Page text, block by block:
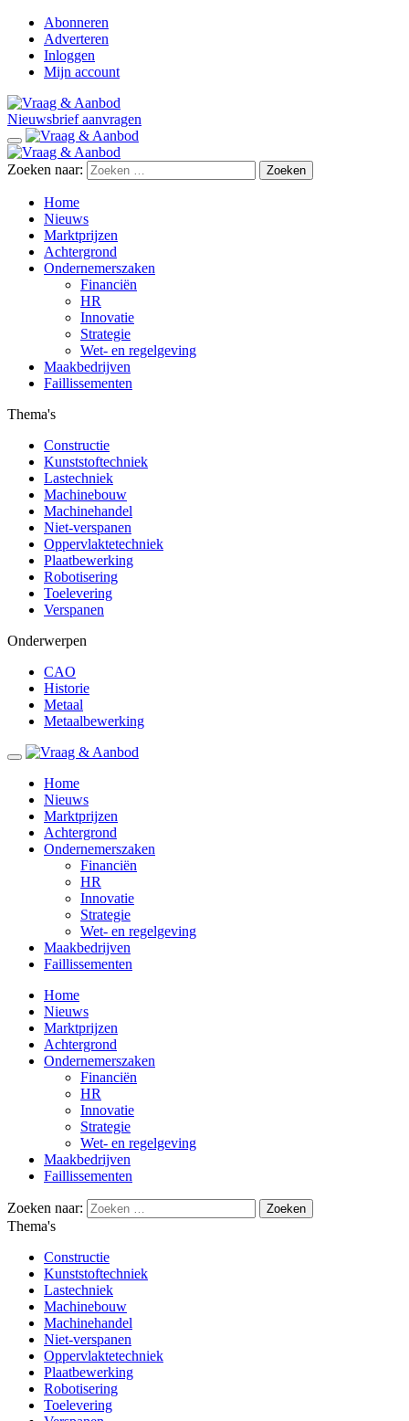
Abonneren
Adverteren
Inloggen
Mijn account
Nieuwsbrief aanvragen
Zoeken naar:
Home
Nieuws
Marktprijzen
Achtergrond
Ondernemerszaken
Financiën
HR
Innovatie
Strategie
Wet- en regelgeving
Maakbedrijven
Faillissementen
Thema's
Constructie
Kunststoftechniek
Lastechniek
Machinebouw
Machinehandel
Niet-verspanen
Oppervlaktetechniek
Plaatbewerking
Robotisering
Toelevering
Verspanen
Onderwerpen
CAO
Historie
Metaal
Metaalbewerking
Home
Nieuws
Marktprijzen
Achtergrond
Ondernemerszaken
Financiën
HR
Innovatie
Strategie
Wet- en regelgeving
Maakbedrijven
Faillissementen
Home
Nieuws
Marktprijzen
Achtergrond
Ondernemerszaken
Financiën
HR
Innovatie
Strategie
Wet- en regelgeving
Maakbedrijven
Faillissementen
Zoeken naar:
Thema's
Constructie
Kunststoftechniek
Lastechniek
Machinebouw
Machinehandel
Niet-verspanen
Oppervlaktetechniek
Plaatbewerking
Robotisering
Toelevering